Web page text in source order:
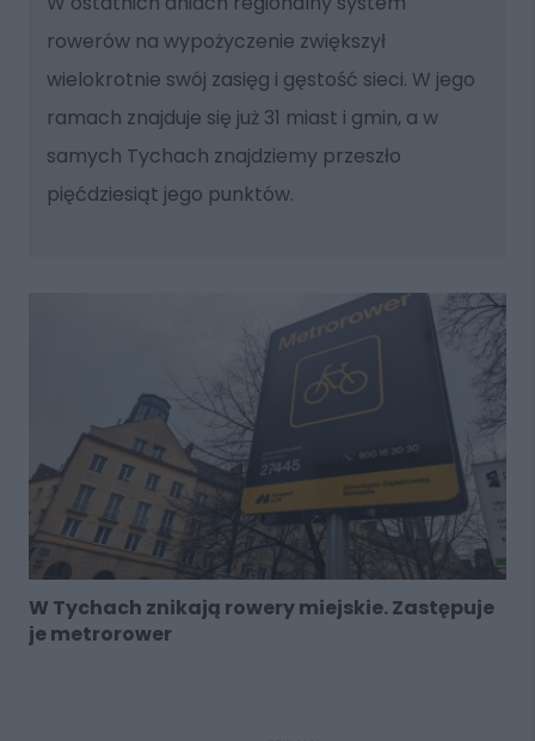
rowerów na wypożyczenie zwiększył
wielokrotnie swój zasięg i gęstość sieci. W jego
ramach znajduje się już 31 miast i gmin, a w
samych Tychach znajdziemy przeszło
pięćdziesiąt jego punktów.
W Tychach znikają rowery miejskie. Zastępuje
je metrorower